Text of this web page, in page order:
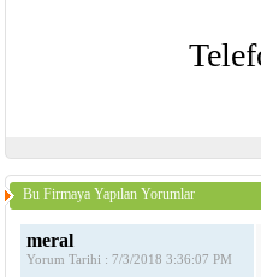
Bu Firmaya Yapılan Yorumlar
meral
Yorum Tarihi : 7/3/2018 3:36:07 PM